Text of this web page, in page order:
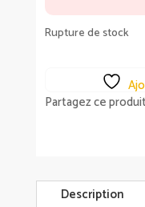
Rupture de stock
Partagez ce produit
Description